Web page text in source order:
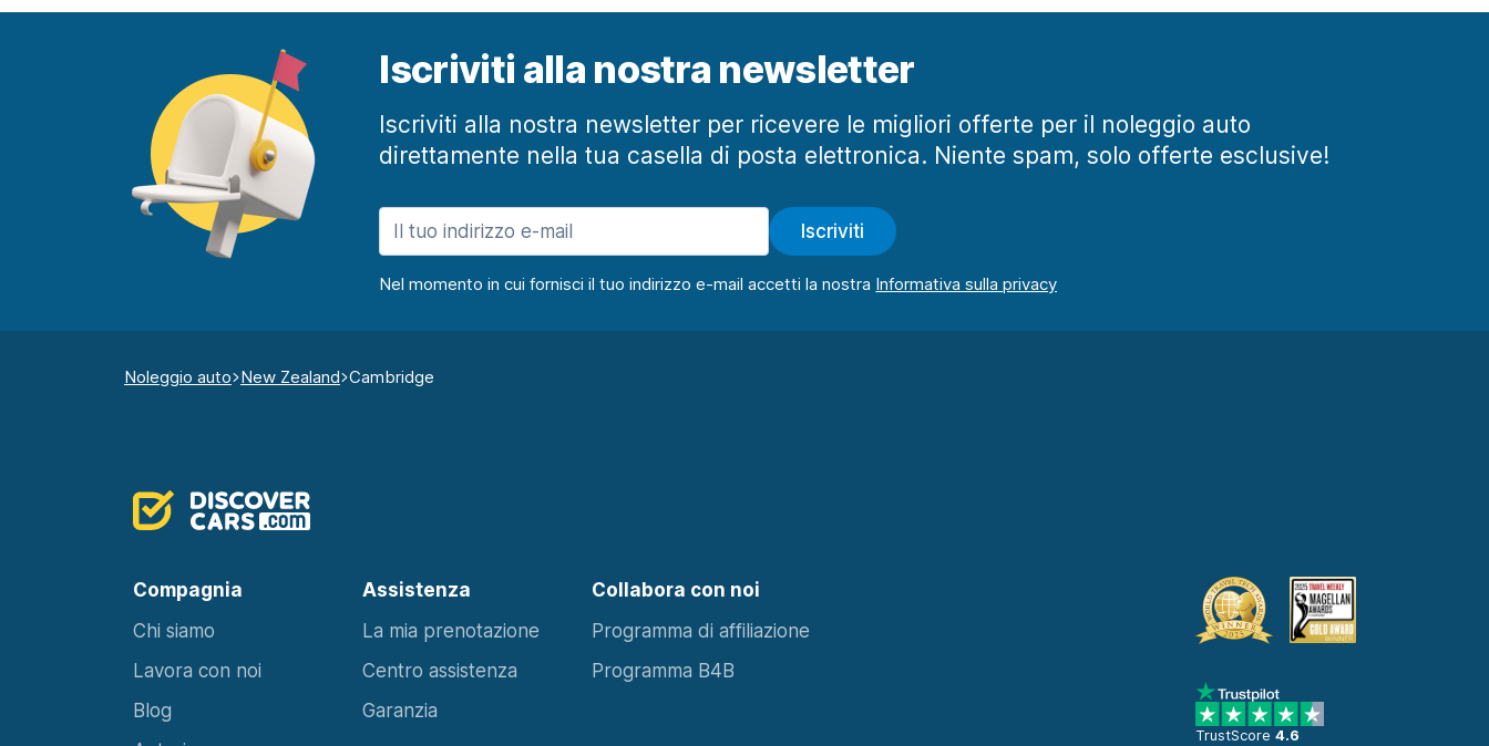
Iscriviti alla nostra newsletter
Iscriviti alla nostra newsletter per ricevere le migliori offerte per il noleggio auto
direttamente nella tua casella di posta elettronica. Niente spam, solo offerte esclusive!
Iscriviti
Nel momento in cui fornisci il tuo indirizzo e-mail accetti la nostra
Noleggio auto New Zealand Cambridge
Compagnia Assistenza Collabora con noi
TrustScore 4.6